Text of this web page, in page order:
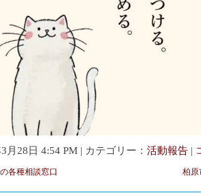
月28日 4:54 PM | カテゴリー： 活動報告 |
各種相談窓口 柏原